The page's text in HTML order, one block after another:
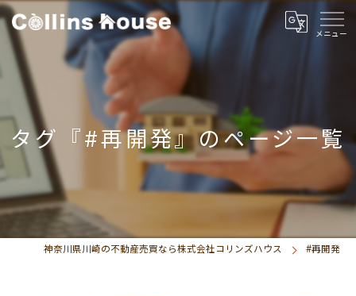
タグ『#再開発』のページ一覧
神奈川県川崎の不動産売買なら株式会社コリンズハウス #再開発